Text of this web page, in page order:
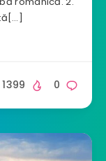
0
1399